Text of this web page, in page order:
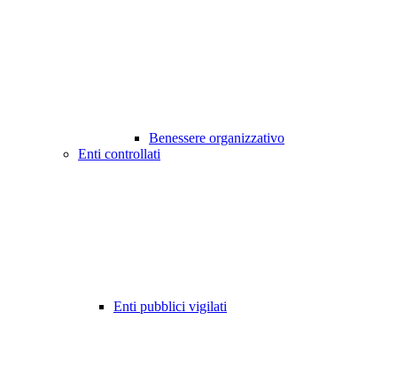
Benessere organizzativo
Enti controllati
Enti pubblici vigilati